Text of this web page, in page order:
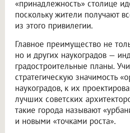
«принадлежность» столице
поскольку жители получают
из этого привилегии.
Главное преимущество не
но и других наукоградов —
градостроительные планы.
стратегическую значимость
наукоградов, к их
лучших советских
такие города называют
и новыми «точками роста».